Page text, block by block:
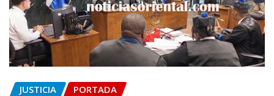
JUSTICIA PORTADA